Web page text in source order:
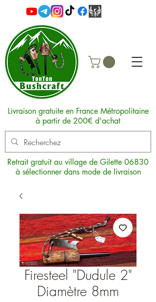
Livraison gratuite en France Métropolitaine
à partir de 200€ d'achat
Retrait gratuit au village de Gilette 06830
à sélectionner dans mode de livraison
Firesteel "Dudule 2"
Diamètre 8mm